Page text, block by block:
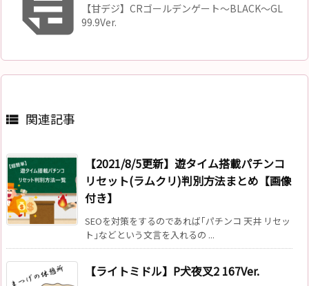
【甘デジ】CRゴールデンゲート～BLACK～GL
99.9Ver.
 関連記事
【2021/8/5更新】遊タイム搭載パチンコ
リセット(ラムクリ)判別方法まとめ【画像
付き】
SEOを対策をするのであれば｢パチンコ 天井 リセッ
ト｣などという文言を入れるの ...
【ライトミドル】P犬夜叉2 167Ver.